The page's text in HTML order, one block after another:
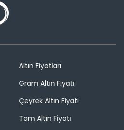
Altın Fiyatları
Gram Altın Fiyatı
Çeyrek Altın Fiyatı
Tam Altın Fiyatı